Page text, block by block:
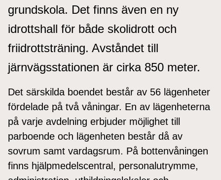
grundskola. Det finns även en ny
idrottshall för både skolidrott och
friidrottsträning. Avståndet till
järnvägsstationen är cirka 850 meter.
Det särskilda boendet består av 56 lägenheter
fördelade på två våningar. En av lägenheterna
på varje avdelning erbjuder möjlighet till
parboende och lägenheten består då av
sovrum samt vardagsrum. På bottenvåningen
finns hjälpmedelscentral, personalutrymme,